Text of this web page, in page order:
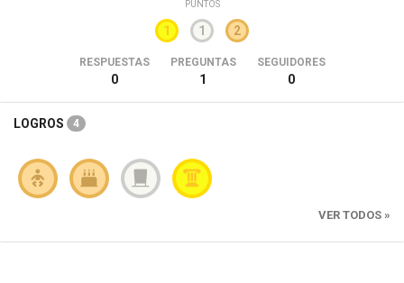
PUNTOS
1 1 2
RESPUESTAS
0
PREGUNTAS
1
SEGUIDORES
0
LOGROS 4
VER TODOS »